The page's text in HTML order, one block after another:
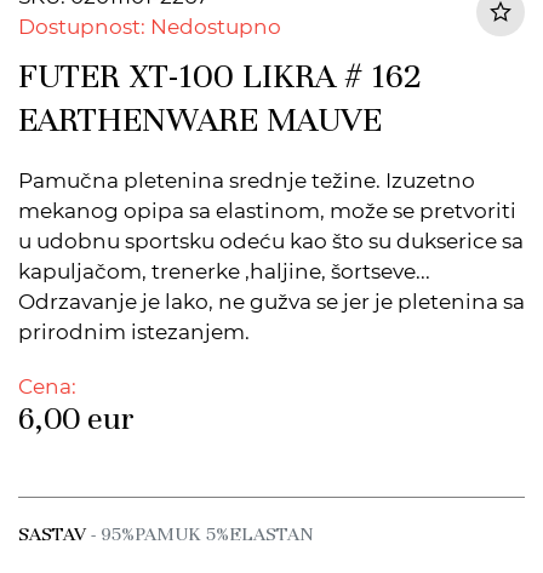
Dostupnost: Nedostupno
FUTER XT-100 LIKRA # 162
EARTHENWARE MAUVE
Pamučna pletenina srednje težine. Izuzetno
mekanog opipa sa elastinom, može se pretvoriti
u udobnu sportsku odeću kao što su dukserice sa
kapuljačom, trenerke ,haljine, šortseve...
Odrzavanje je lako, ne gužva se jer je pletenina sa
prirodnim istezanjem.
Cena:
6,00 eur
SASTAV- 95%PAMUK 5%ELASTAN